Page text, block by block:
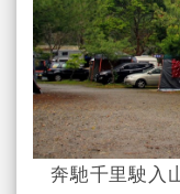
奔馳千里駛入